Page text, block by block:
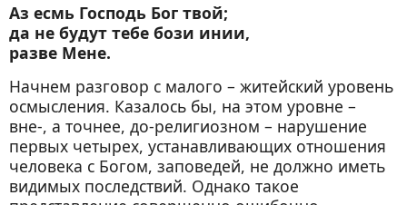
Аз есмь Господь Бог твой;
да не будут тебе бози инии,
разве Мене.
Начнем разговор с малого – житейский уровень
осмысления. Казалось бы, на этом уровне –
вне-, а точнее, до-религиозном – нарушение
первых четырех, устанавливающих отношения
человека с Богом, заповедей, не должно иметь
видимых последствий. Однако такое